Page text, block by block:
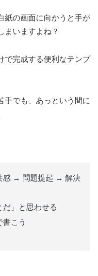
紙の画面に向かうと手が
まいますよね？
で完成する便利なテンプ
手でも、あっという間に
感 → 問題提起 → 解決
」と思わせる
こう